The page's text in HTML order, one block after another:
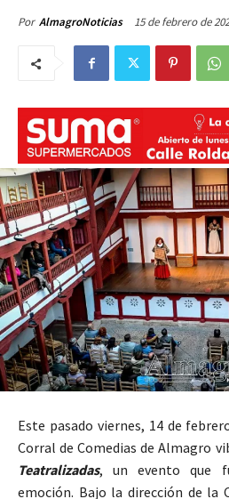
Por AlmagroNoticias 15 de febrero de
Este pasado viernes, 14 de
Corral de Comedias de Almagro
Teatralizadas, un evento que
emoción. Bajo la dirección de la